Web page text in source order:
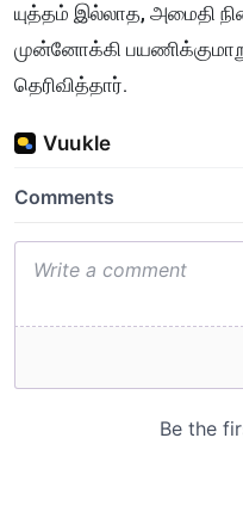
யுத்தம் இல்லாத, அமைதி
முன்னோக்கி
தெரிவித்தார்.